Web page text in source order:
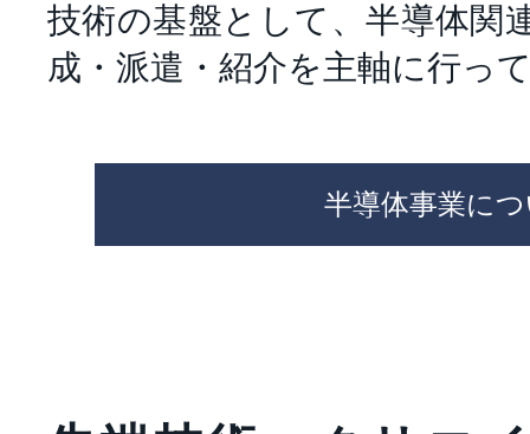
技術の基盤として、半導体関
成・派遣・紹介を主軸に行っ
半導体事業に